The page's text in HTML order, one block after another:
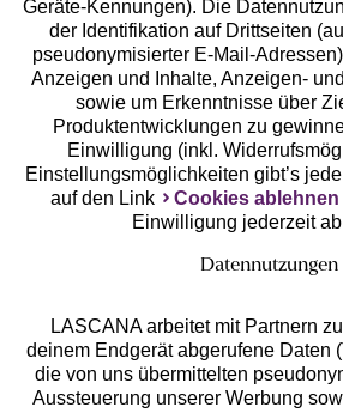
Unsere Apps
Services
Geräte-Kennungen). Die
der Identifikation auf Drittseiten
pseudonymisierter E-Mail-
Anzeigen und Inhalte, Anzeigen-
sowie um Erkenntnisse über
Produktentwicklungen zu
Einwilligung (inkl.
Einstellungsmöglichkeiten gibt’s
auf den Link
Cookies ablehnen
Einwilligung jederzeit
Datennutzungen
LASCANA arbeitet mit Partnern
deinem Endgerät abgerufene Daten
die von uns übermittelten
Aussteuerung unserer Werbung